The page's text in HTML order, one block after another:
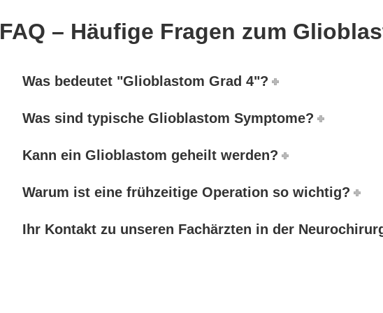
FAQ – Häufige Fragen zum
Was bedeutet "Glioblastom Grad 4"?
Was sind typische Glioblastom Symptome?
Kann ein Glioblastom geheilt werden?
Warum ist eine frühzeitige Operation so wichtig?
Ihr Kontakt zu unseren Fachärzten in der